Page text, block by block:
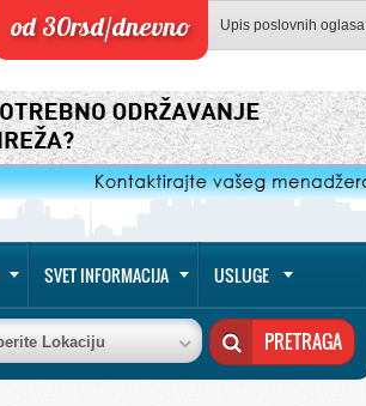
Upis poslovnih oglasa
od 30rsd/dnevno
SVET INFORMACIJA USLUGE
Lokaciju